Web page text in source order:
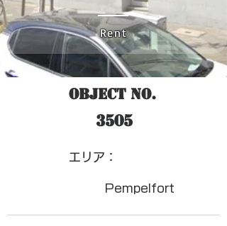
Rent
Object No.
3505
​エリア：
Pempelfort